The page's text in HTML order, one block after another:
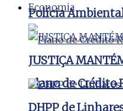
Economia
Plano de Crédito
Polícia
JUSTIÇA
DHPP de